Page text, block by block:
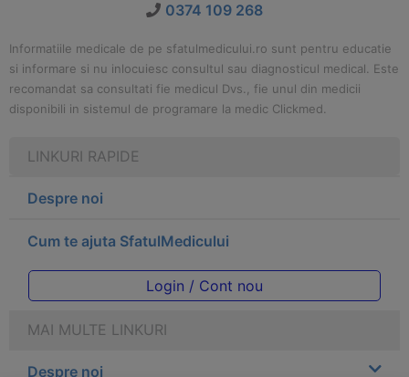
0374 109 268
Informatiile medicale de pe sfatulmedicului.ro sunt pentru educatie
si informare si nu inlocuiesc consultul sau diagnosticul medical. Este
recomandat sa consultati fie medicul Dvs., fie unul din medicii
disponibili in sistemul de programare la medic Clickmed.
LINKURI RAPIDE
Despre noi
Cum te ajuta SfatulMedicului
Login / Cont nou
MAI MULTE LINKURI
Despre noi